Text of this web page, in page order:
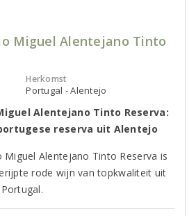
Miguel Alentejano Tinto
Herkomst
Portugal - Alentejo
Alentejano Tinto Reserva:
reserva uit Alentejo
Miguel Alentejano Tinto Reserva is
rode wijn van topkwaliteit uit